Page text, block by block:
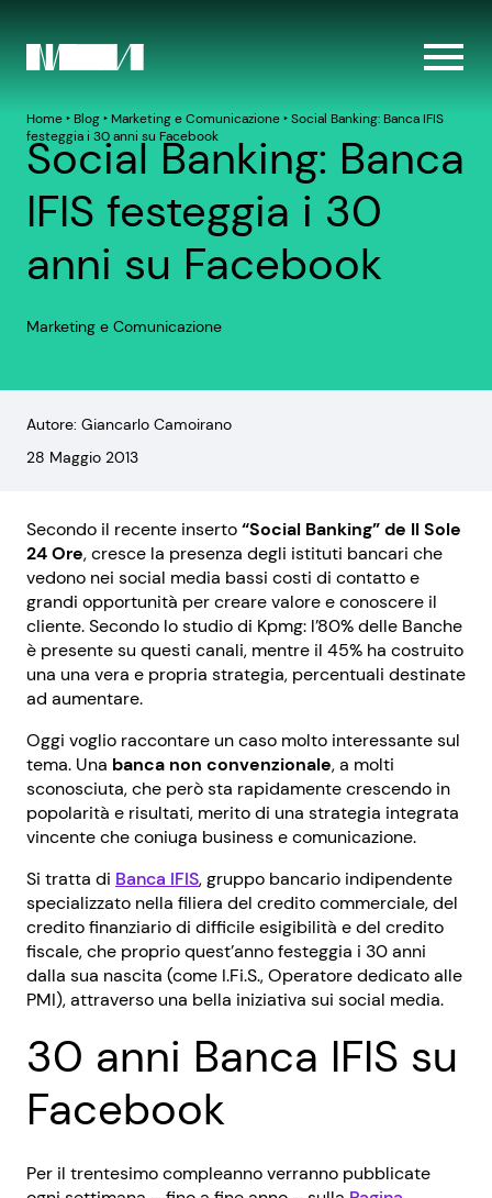
Home‣ Blog‣ Marketing e Comunicazione‣Social Banking: Banca IFIS
festeggia i 30 anni su Facebook
Social Banking: Banca
IFIS festeggia i 30
anni su Facebook
Marketing e Comunicazione
Autore: Giancarlo Camoirano
28 Maggio 2013
Secondo il recente inserto“Social Banking” de Il Sole
24 Ore, cresce la presenza degli istituti bancari che
vedono nei social media bassi costi di contatto e
grandi opportunità per creare valore e conoscere il
cliente. Secondo lo studio di Kpmg: l’80% delle Banche
è presente su questi canali, mentre il 45% ha costruito
una una vera e propria strategia, percentuali destinate
ad aumentare.
Oggi voglio raccontare un caso molto interessante sul
tema. Una banca non convenzionale, a molti
sconosciuta, che però sta rapidamente crescendo in
popolarità e risultati, merito di una strategia integrata
vincente che coniuga business e comunicazione.
Si tratta di Banca IFIS, gruppo bancario indipendente
specializzato nella filiera del credito commerciale, del
credito finanziario di difficile esigibilità e del credito
fiscale, che proprio quest’anno festeggia i 30 anni
dalla sua nascita (come I.Fi.S., Operatore dedicato alle
PMI), attraverso una bella iniziativa sui social media.
30 anni Banca IFIS su
Facebook
Per il trentesimo compleanno verranno pubblicate